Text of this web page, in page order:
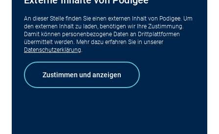
An dieser Stelle finden Sie einen externen Inhalt von Podigee. Um
den externen Inhalt zu laden, benötigen wir Ihre Zustimmung.
Damit können personenbezogene Daten an Drittplattformen
übermittelt werden. Mehr dazu erfahren Sie in unserer
Datenschutzerklärung.
Zustimmen und anzeigen